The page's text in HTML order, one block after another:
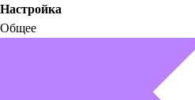
Настройка
Общее